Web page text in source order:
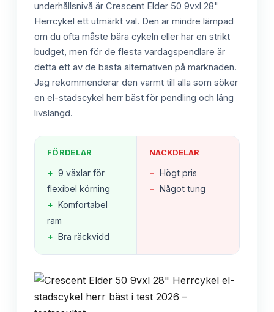
underhållsnivå är Crescent Elder 50 9vxl 28"
Herrcykel ett utmärkt val. Den är mindre lämpad
om du ofta måste bära cykeln eller har en strikt
budget, men för de flesta vardagspendlare är
detta ett av de bästa alternativen på marknaden.
Jag rekommenderar den varmt till alla som söker
en el-stadscykel herr bäst för pendling och lång
livslängd.
FÖRDELAR
+ 9 växlar för
flexibel körning
+ Komfortabel
ram
+ Bra räckvidd
NACKDELAR
− Högt pris
− Något tung